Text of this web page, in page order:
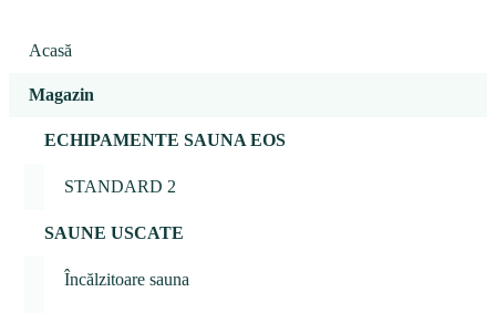
Acasă
Magazin
ECHIPAMENTE SAUNA EOS
STANDARD 2
SAUNE USCATE
Încălzitoare sauna